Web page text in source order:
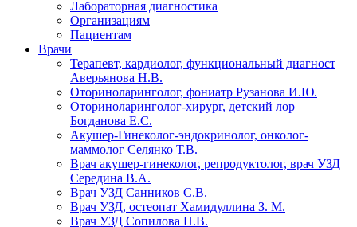
Лабораторная диагностика
Организациям
Пациентам
Врачи
Терапевт, кардиолог, функциональный диагност
Аверьянова Н.В.
Оториноларинголог, фониатр Рузанова И.Ю.
Оториноларинголог-хирург, детский лор
Богданова Е.С.
Акушер-Гинеколог-эндокринолог, онколог-
маммолог Селянко Т.В.
Врач акушер-гинеколог, репродуктолог, врач УЗД
Середина В.А.
Врач УЗД Санников С.В.
Врач УЗД, остеопат Хамидуллина З. М.
Врач УЗД Сопилова Н.В.